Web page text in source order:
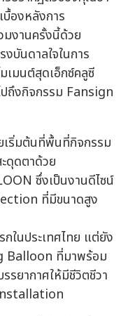
องหลังการ
มงานครั้งนี้ด้วย
บันดาลใจในการ
เมนต์สุดเอ็กซ์คลูซี
ถึงกิจกรรม Fansign
เริ่มต้นที่พื้นที่กิจกรรม
ดุดตาด้วย
ซึ่งเป็นงานดีไซน์
ที่มีขนาดสูง
นประเทศไทย แต่ยัง
Balloon ที่มาพร้อม
ยากาศให้มีชีวิตชีวา